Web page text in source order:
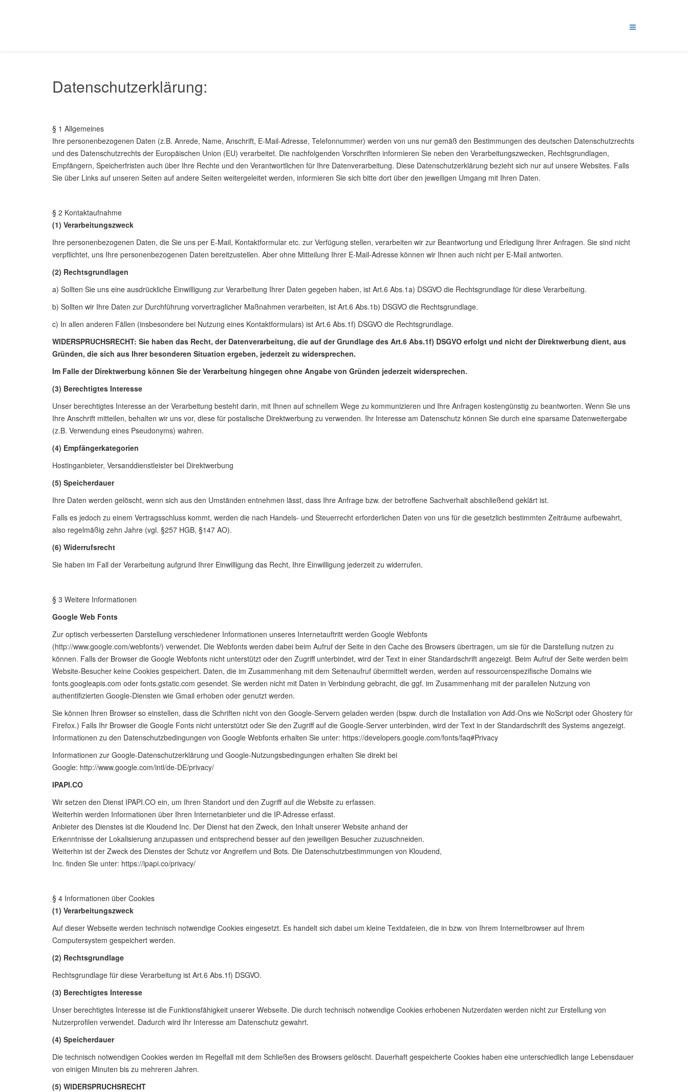
Datenschutzerklärung:
§ 1 Allgemeines
Ihre personenbezogenen Daten (z.B. Anrede, Name, Anschrift, E-Mail-Adresse, Telefonnummer) werden von uns nur gemäß den Bestimmungen des deutschen Datenschutzrechts
und des Datenschutzrechts der Europäischen Union (EU) verarbeitet. Die nachfolgenden Vorschriften informieren Sie neben den Verarbeitungszwecken, Rechtsgrundlagen,
Empfängern, Speicherfristen auch über Ihre Rechte und den Verantwortlichen für Ihre Datenverarbeitung. Diese Datenschutzerklärung bezieht sich nur auf unsere Websites. Falls
Sie über Links auf unseren Seiten auf andere Seiten weitergeleitet werden, informieren Sie sich bitte dort über den jeweiligen Umgang mit Ihren Daten.
§ 2 Kontaktaufnahme
(1) Verarbeitungszweck
Ihre personenbezogenen Daten, die Sie uns per E-Mail, Kontaktformular etc. zur Verfügung stellen, verarbeiten wir zur Beantwortung und Erledigung Ihrer Anfragen. Sie sind nicht
verpflichtet, uns Ihre personenbezogenen Daten bereitzustellen. Aber ohne Mitteilung Ihrer E-Mail-Adresse können wir Ihnen auch nicht per E-Mail antworten.
(2) Rechtsgrundlagen
a) Sollten Sie uns eine ausdrückliche Einwilligung zur Verarbeitung Ihrer Daten gegeben haben, ist Art.6 Abs.1a) DSGVO die Rechtsgrundlage für diese Verarbeitung.
b) Sollten wir Ihre Daten zur Durchführung vorvertraglicher Maßnahmen verarbeiten, ist Art.6 Abs.1b) DSGVO die Rechtsgrundlage.
c) In allen anderen Fällen (insbesondere bei Nutzung eines Kontaktformulars) ist Art.6 Abs.1f) DSGVO die Rechtsgrundlage.
WIDERSPRUCHSRECHT: Sie haben das Recht, der Datenverarbeitung, die auf der Grundlage des Art.6 Abs.1f) DSGVO erfolgt und nicht der Direktwerbung dient, aus
Gründen, die sich aus Ihrer besonderen Situation ergeben, jederzeit zu widersprechen.
Im Falle der Direktwerbung können Sie der Verarbeitung hingegen ohne Angabe von Gründen jederzeit widersprechen.
(3) Berechtigtes Interesse
Unser berechtigtes Interesse an der Verarbeitung besteht darin, mit Ihnen auf schnellem Wege zu kommunizieren und Ihre Anfragen kostengünstig zu beantworten. Wenn Sie uns
Ihre Anschrift mitteilen, behalten wir uns vor, diese für postalische Direktwerbung zu verwenden. Ihr Interesse am Datenschutz können Sie durch eine sparsame Datenweitergabe
(z.B. Verwendung eines Pseudonyms) wahren.
(4) Empfängerkategorien
Hostinganbieter, Versanddienstleister bei Direktwerbung
(5) Speicherdauer
Ihre Daten werden gelöscht, wenn sich aus den Umständen entnehmen lässt, dass Ihre Anfrage bzw. der betroffene Sachverhalt abschließend geklärt ist.
Falls es jedoch zu einem Vertragsschluss kommt, werden die nach Handels- und Steuerrecht erforderlichen Daten von uns für die gesetzlich bestimmten Zeiträume aufbewahrt,
also regelmäßig zehn Jahre (vgl. §257 HGB, §147 AO).
(6) Widerrufsrecht
Sie haben im Fall der Verarbeitung aufgrund Ihrer Einwilligung das Recht, Ihre Einwilligung jederzeit zu widerrufen.
§ 3 Weitere Informationen
Google Web Fonts
Zur optisch verbesserten Darstellung verschiedener Informationen unseres Internetauftritt werden Google Webfonts
(http://www.google.com/webfonts/) verwendet. Die Webfonts werden dabei beim Aufruf der Seite in den Cache des Browsers übertragen, um sie für die Darstellung nutzen zu
können. Falls der Browser die Google Webfonts nicht unterstützt oder den Zugriff unterbindet, wird der Text in einer Standardschrift angezeigt. Beim Aufruf der Seite werden beim
Website-Besucher keine Cookies gespeichert. Daten, die im Zusammenhang mit dem Seitenaufruf übermittelt werden, werden auf ressourcenspezifische Domains wie
fonts.googleapis.com oder fonts.gstatic.com gesendet. Sie werden nicht mit Daten in Verbindung gebracht, die ggf. im Zusammenhang mit der parallelen Nutzung von
authentifizierten Google-Diensten wie Gmail erhoben oder genutzt werden.
Sie können Ihren Browser so einstellen, dass die Schriften nicht von den Google-Servern geladen werden (bspw. durch die Installation von Add-Ons wie NoScript oder Ghostery für
Firefox.) Falls Ihr Browser die Google Fonts nicht unterstützt oder Sie den Zugriff auf die Google-Server unterbinden, wird der Text in der Standardschrift des Systems angezeigt.
Informationen zu den Datenschutzbedingungen von Google Webfonts erhalten Sie unter: https://developers.google.com/fonts/faq#Privacy
Informationen zur Google-Datenschutzerklärung und Google-Nutzungsbedingungen erhalten Sie direkt bei
Google: http://www.google.com/intl/de-DE/privacy/
IPAPI.CO
Wir setzen den Dienst IPAPI.CO ein, um Ihren Standort und den Zugriff auf die Website zu erfassen.
Weiterhin werden Informationen über Ihren Internetanbieter und die IP-Adresse erfasst.
Anbieter des Dienstes ist die Kloudend Inc. Der Dienst hat den Zweck, den Inhalt unserer Website anhand der
Erkenntnisse der Lokalisierung anzupassen und entsprechend besser auf den jeweiligen Besucher zuzuschneiden.
Weiterhin ist der Zweck des Dienstes der Schutz vor Angreifern und Bots. Die Datenschutzbestimmungen von Kloudend,
Inc. finden Sie unter: https://ipapi.co/privacy/
§ 4 Informationen über Cookies
(1) Verarbeitungszweck
Auf dieser Webseite werden technisch notwendige Cookies eingesetzt. Es handelt sich dabei um kleine Textdateien, die in bzw. von Ihrem Internetbrowser auf Ihrem
Computersystem gespeichert werden.
(2) Rechtsgrundlage
Rechtsgrundlage für diese Verarbeitung ist Art.6 Abs.1f) DSGVO.
(3) Berechtigtes Interesse
Unser berechtigtes Interesse ist die Funktionsfähigkeit unserer Webseite. Die durch technisch notwendige Cookies erhobenen Nutzerdaten werden nicht zur Erstellung von
Nutzerprofilen verwendet. Dadurch wird Ihr Interesse am Datenschutz gewahrt.
(4) Speicherdauer
Die technisch notwendigen Cookies werden im Regelfall mit dem Schließen des Browsers gelöscht. Dauerhaft gespeicherte Cookies haben eine unterschiedlich lange Lebensdauer
von einigen Minuten bis zu mehreren Jahren.
(5) WIDERSPRUCHSRECHT